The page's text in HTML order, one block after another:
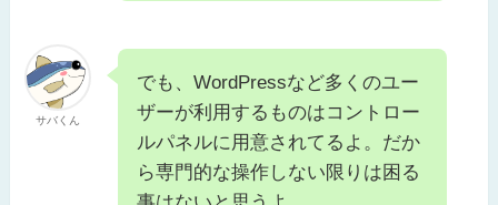
サバくん
でも、WordPressなど多くのユー
ザーが利用するものはコントロー
ルパネルに用意されてるよ。だか
ら専門的な操作しない限りは困る